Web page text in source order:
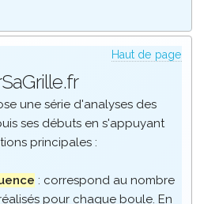
Haut de page
une série d'analyses des
ses débuts en s'appuyant
principales :
: correspond au nombre
pour chaque boule. En